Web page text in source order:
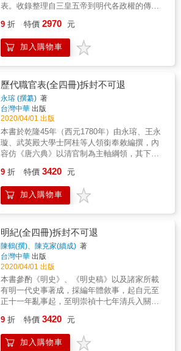
表。收錄整理自三皇五帝到明代各政權的傳承
國古代史的重要工具書。 & 本書特色 & 1. 收錄
整理自三皇五帝到明代各政權的傳承世系、疆
域區劃變革、官職沿革。 2. 是研究中國古代史
9 折 特價 2970 元
加入購物車
歷代職官表(全四冊)拆封不可退
永瑢 (撰纂) 著
台灣中華 出版
2020/04/01 出版
本書於乾隆45年（西元1780年）由永瑢、王永
璇、武英殿大學士阿桂等人領銜奉敕編撰，內
容仿《唐六典》以清官制為主軸綱領，其下分
沿革、比較異同，每官署部門官職各出一表，
並將清職官所設名稱、員額、品級、職掌記明
於各表標題之下。如官職古有而清所無或曾經
列出，以明綱紀；其兼任、無正任官職而所職
掌重要，如軍機處之類也另編專表以崇職守；
八旗及新疆封爵官秩是前代所未有，並詳列考
證，以表清之創建優越處。 本書特色 1.內容仿
《唐六典》以清官制為主軸綱領，下分列三代
至明之歷代官制建置，援引文獻以考證沿革、
比較異同。 2.本書於乾隆45年（西元1780年）
由永瑢、武英殿大學士領銜奉敕編撰。
9 折 特價 3420 元
加入購物車
明紀(全四冊)拆封不可退
陳鶴(撰)、陳克家(續成) 著
台灣中華 出版
2020/04/01 出版
本書參酌《明史》、《明史稿》以及諸家所載
有明一代史事著成，採編年體敘事，起自元至
正十一年亂事起，至明崇禎十七年清兵入關，
言，不足之處則加入作者之意以資治事。 & 本
書特色 & 1. 本書參酌《明史》、《明史稿》起
自元至明崇禎十七年清兵入關明史事彙編。 2.
9 折 特價 3420 元
加入購物車